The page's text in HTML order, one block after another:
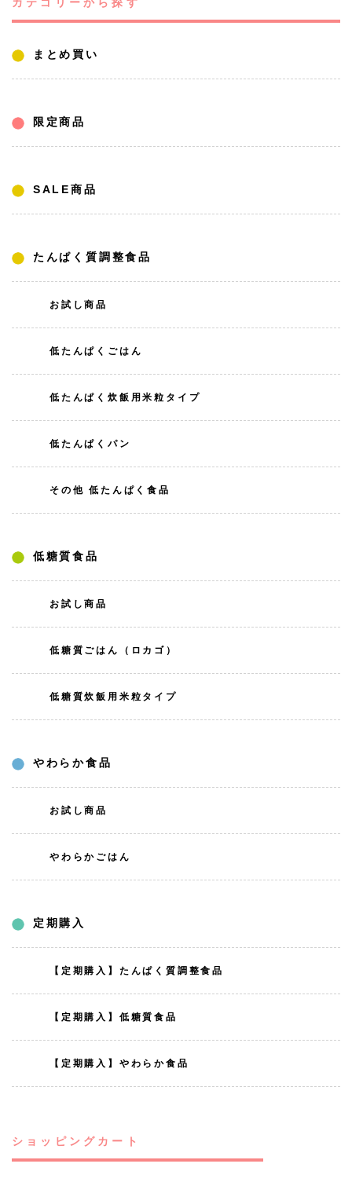
カテゴリーから探す
まとめ買い
限定商品
SALE商品
たんぱく質調整食品
お試し商品
低たんぱくごはん
低たんぱく炊飯用米粒タイプ
低たんぱくパン
その他 低たんぱく食品
低糖質食品
お試し商品
低糖質ごはん（ロカゴ）
低糖質炊飯用米粒タイプ
やわらか食品
お試し商品
やわらかごはん
定期購入
【定期購入】たんぱく質調整食品
【定期購入】低糖質食品
【定期購入】やわらか食品
ショッピングカート